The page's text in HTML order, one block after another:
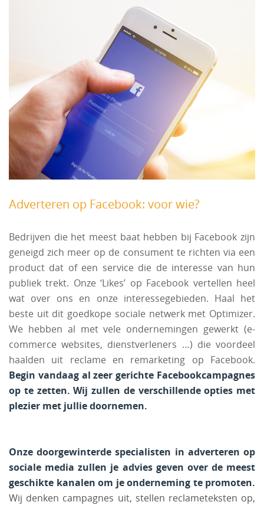
Adverteren op Facebook: voor wie?
Bedrijven die het meest baat hebben bij Facebook zijn
geneigd zich meer op de consument te richten via een
product dat of een service die de interesse van hun
publiek trekt. Onze ‘Likes’ op Facebook vertellen heel
wat over ons en onze interessegebieden. Haal het
beste uit dit goedkope sociale netwerk met Optimizer.
We hebben al met vele ondernemingen gewerkt (e-
commerce websites, dienstverleners …) die voordeel
haalden uit reclame en remarketing op Facebook.
Begin vandaag al zeer gerichte Facebookcampagnes
op te zetten. Wij zullen de verschillende opties met
plezier met jullie doornemen.
Onze doorgewinterde specialisten in adverteren op
sociale media zullen je advies geven over de meest
geschikte kanalen om je onderneming te promoten.
Wij denken campagnes uit, stellen reclameteksten op,